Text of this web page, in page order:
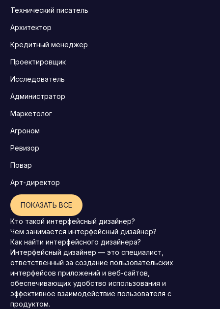
Технический писатель
Архитектор
Кредитный менеджер
Проектировщик
Исследователь
Администратор
Маркетолог
Агроном
Ревизор
Повар
Арт-директор
ПОКАЗАТЬ ВСЕ
Кто такой интерфейсный дизайнер?
Чем занимается интерфейсный дизайнер?
Как найти интерфейсного дизайнера?
Интерфейсный дизайнер — это специалист,
ответственный за создание пользовательских
интерфейсов приложений и веб-сайтов,
обеспечивающих удобство использования и
эффективное взаимодействие пользователя с
продуктом.